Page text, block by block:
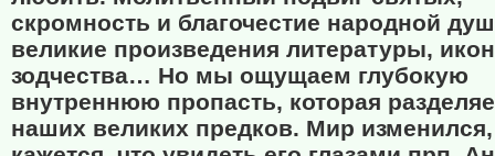
скромность и благочестие народной
великие произведения литературы,
зодчества… Но мы ощущаем глубокую
внутреннюю пропасть, которая
наших великих предков. Мир